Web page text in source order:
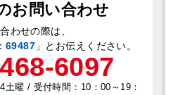
お問い合わせ
わせの際は、
69487 」とお伝えください。
6097
土曜 / 受付時間：10：00～19：